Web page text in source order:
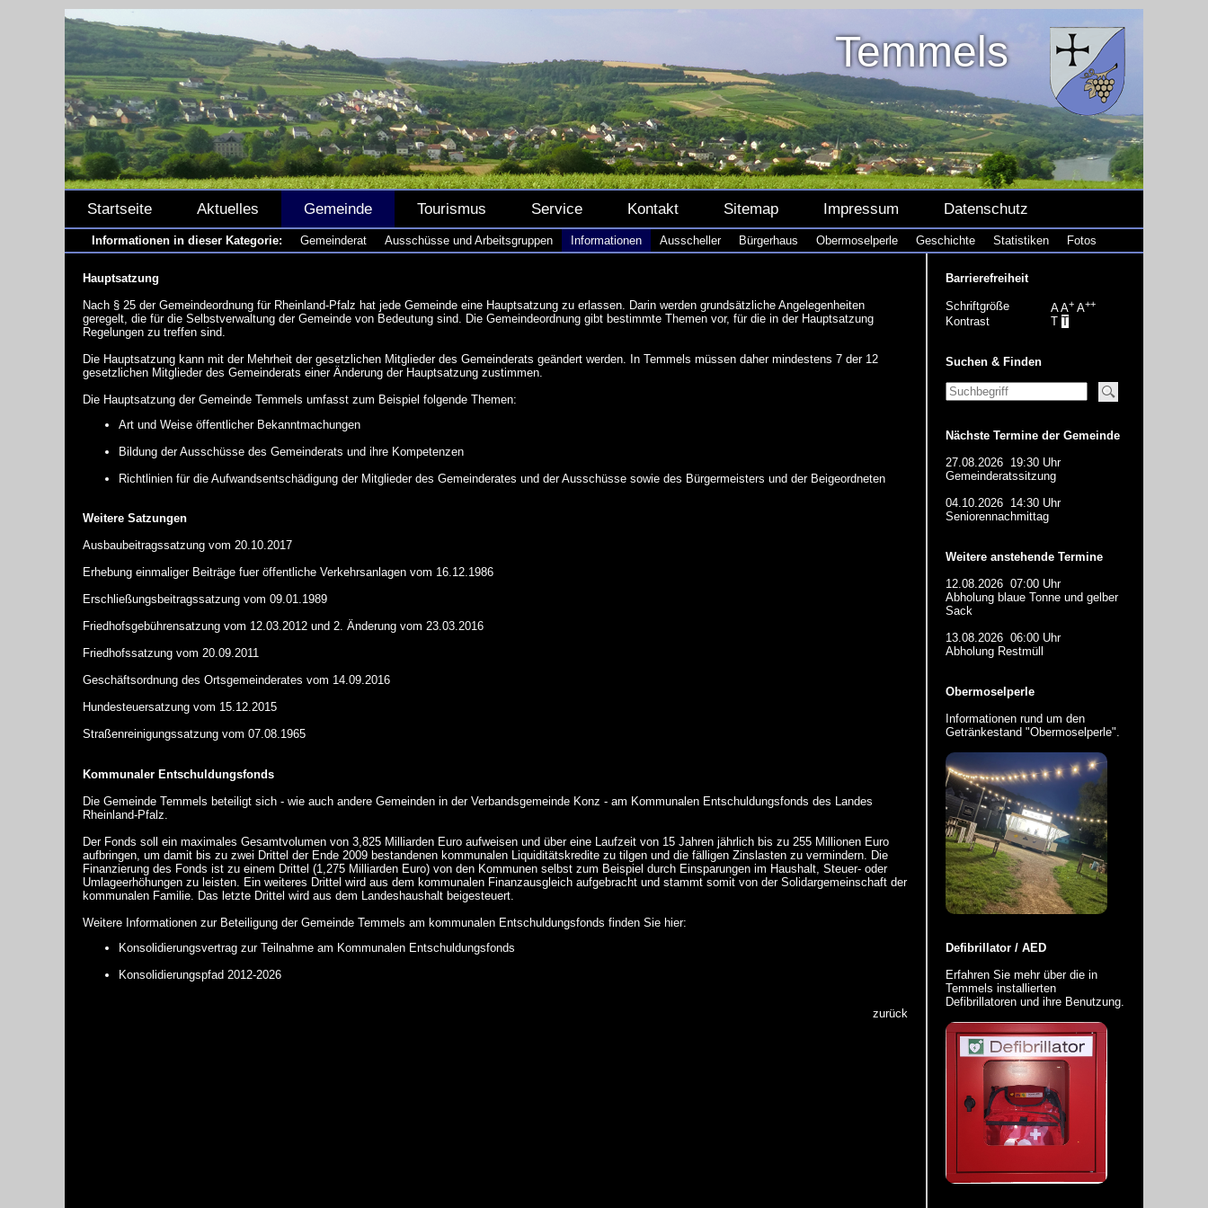
Temmels
Startseite Aktuelles Gemeinde Tourismus Service Kontakt Sitemap Impressum Datenschutz
Informationen in dieser Kategorie: Gemeinderat Ausschüsse und Arbeitsgruppen Informationen Ausscheller Bürgerhaus Obermoselperle Geschichte Statistiken Fotos
Hauptsatzung
Nach § 25 der Gemeindeordnung für Rheinland-Pfalz hat jede Gemeinde eine Hauptsatzung zu erlassen. Darin werden grundsätzliche Angelegenheiten
geregelt, die für die Selbstverwaltung der Gemeinde von Bedeutung sind. Die Gemeindeordnung gibt bestimmte Themen vor, für die in der Hauptsatzung
Regelungen zu treffen sind.
Die Hauptsatzung kann mit der Mehrheit der gesetzlichen Mitglieder des Gemeinderats geändert werden. In Temmels müssen daher mindestens 7 der 12
gesetzlichen Mitglieder des Gemeinderats einer Änderung der Hauptsatzung zustimmen.
Die Hauptsatzung der Gemeinde Temmels umfasst zum Beispiel folgende Themen:
Art und Weise öffentlicher Bekanntmachungen
Bildung der Ausschüsse des Gemeinderats und ihre Kompetenzen
Richtlinien für die Aufwandsentschädigung der Mitglieder des Gemeinderates und der Ausschüsse sowie des Bürgermeisters und der Beigeordneten
Weitere Satzungen
Ausbaubeitragssatzung vom 20.10.2017
Erhebung einmaliger Beiträge fuer öffentliche Verkehrsanlagen vom 16.12.1986
Erschließungsbeitragssatzung vom 09.01.1989
Friedhofsgebührensatzung vom 12.03.2012 und 2. Änderung vom 23.03.2016
Friedhofssatzung vom 20.09.2011
Geschäftsordnung des Ortsgemeinderates vom 14.09.2016
Hundesteuersatzung vom 15.12.2015
Straßenreinigungssatzung vom 07.08.1965
Kommunaler Entschuldungsfonds
Die Gemeinde Temmels beteiligt sich - wie auch andere Gemeinden in der Verbandsgemeinde Konz - am Kommunalen Entschuldungsfonds des Landes
Rheinland-Pfalz
Der Fonds soll ein maximales Gesamtvolumen von 3,825 Milliarden Euro aufweisen und über eine Laufzeit von 15 Jahren jährlich bis zu 255 Millionen Euro
aufbringen, um damit bis zu zwei Drittel der Ende 2009 bestandenen kommunalen Liquiditätskredite zu tilgen und die fälligen Zinslasten zu vermindern. Die
Finanzierung des Fonds ist zu einem Drittel (1,275 Milliarden Euro) von den Kommunen selbst zum Beispiel durch Einsparungen im Haushalt, Steuer- oder
Umlageerhöhungen zu leisten. Ein weiteres Drittel wird aus dem kommunalen Finanzausgleich aufgebracht und stammt somit von der Solidargemeinschaft der
kommunalen Familie. Das letzte Drittel wird aus dem Landeshaushalt beigesteuert.
Weitere Informationen zur Beteiligung der Gemeinde Temmels am kommunalen Entschuldungsfonds finden Sie hier:
Konsolidierungsvertrag zur Teilnahme am Kommunalen Entschuldungsfonds
Konsolidierungspfad 2012-2026
zurück
Barrierefreiheit
Schriftgröße A A+ A++
Kontrast T T
Suchen & Finden
Nächste Termine der Gemeinde
27.08.2026 19:30 Uhr
Gemeinderatssitzung
04.10.2026 14:30 Uhr
Seniorennachmittag
Weitere anstehende Termine
12.08.2026 07:00 Uhr
Abholung blaue Tonne und gelber
Sack
13.08.2026 06:00 Uhr
Abholung Restmüll
Obermoselperle
Informationen rund um den
Getränkestand "Obermoselperle".
Defibrillator / AED
Erfahren Sie mehrüber die in
Temmels installierten
Defibrillatoren und ihre Benutzung.